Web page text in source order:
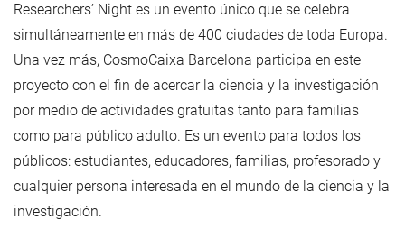
Researchers’ Night es un evento único que se celebra
simultáneamente en más de 400 ciudades de toda Europa.
Una vez más, CosmoCaixa Barcelona participa en este
proyecto con el fin de acercar la ciencia y la investigación
por medio de actividades gratuitas tanto para familias
como para público adulto. Es un evento para todos los
públicos: estudiantes, educadores, familias, profesorado y
cualquier persona interesada en el mundo de la ciencia y la
investigación.